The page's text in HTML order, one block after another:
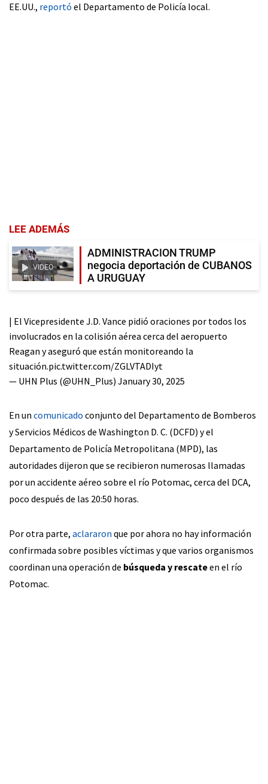
EE.UU., reportó el Departamento de Policía local.
LEE ADEMÁS
VIDEO
ADMINISTRACION TRUMP
negocia deportación de CUBANOS
A URUGUAY
| El Vicepresidente J.D. Vance pidió oraciones por todos los
involucrados en la colisión aérea cerca del aeropuerto
Reagan y aseguró que están monitoreando la
situación.pic.twitter.com/ZGLVTADIyt
— UHN Plus (@UHN_Plus) January 30, 2025
En un comunicado conjunto del Departamento de Bomberos
y Servicios Médicos de Washington D. C. (DCFD) y el
Departamento de Policía Metropolitana (MPD), las
autoridades dijeron que se recibieron numerosas llamadas
por un accidente aéreo sobre el río Potomac, cerca del DCA,
poco después de las 20:50 horas.
Por otra parte, aclararon que por ahora no hay información
confirmada sobre posibles víctimas y que varios organismos
coordinan una operación de búsqueda y rescateen el río
Potomac.